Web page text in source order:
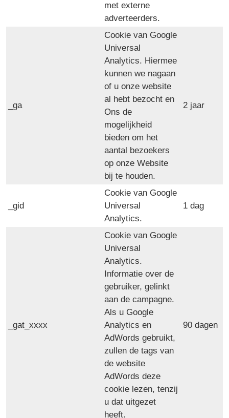
met externe
adverteerders.
_ga
Cookie van Google
Universal
Analytics. Hiermee
kunnen we nagaan
of u onze website
al hebt bezocht en
Ons de
mogelijkheid
bieden om het
aantal bezoekers
op onze Website
bij te houden.
2 jaar
_gid
Cookie van Google
Universal
Analytics.
1 dag
_gat_xxxx
Cookie van Google
Universal
Analytics.
Informatie over de
gebruiker, gelinkt
aan de campagne.
Als u Google
Analytics en
AdWords gebruikt,
zullen de tags van
de website
AdWords deze
cookie lezen, tenzij
u dat uitgezet
heeft.
90 dagen